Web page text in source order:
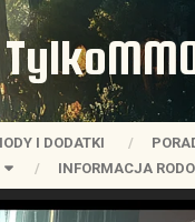
I DODATKI
INFORMACJA RODO